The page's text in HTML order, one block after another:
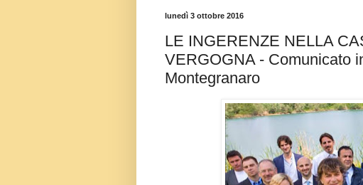
lunedì 3 ottobre 2016
LE INGERENZE NELLA
VERGOGNA - Comunicato
Montegranaro